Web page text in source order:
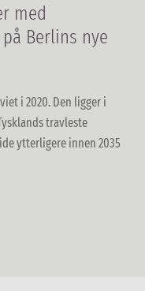
med
Berlins nye
i 2020. Den ligger i
travleste
ytterligere innen 2035